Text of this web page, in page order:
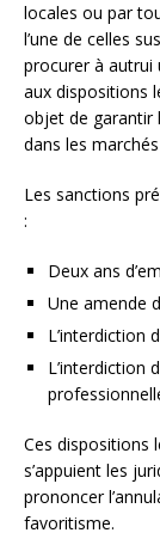
locales ou par
l’une de celles
procurer à autrui
aux dispositions
objet de garantir
dans les
Les sanctions
:
Deux ans
Une amende
L’interdiction
L’interdiction
Ces dispositions
s’appuient les
prononcer
favoritisme.